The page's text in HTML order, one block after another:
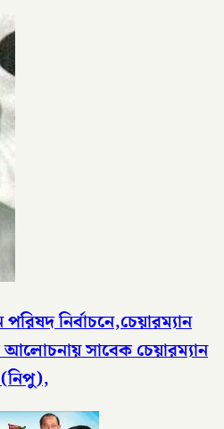
নির্বাচনে,চেয়ারম্যান
আলোচনায় সাবেক চেয়ারম্যান